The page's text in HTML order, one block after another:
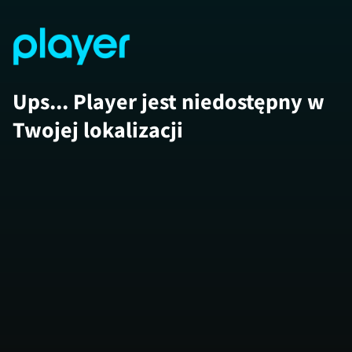
Ups... Player jest niedostępny w
Twojej lokalizacji